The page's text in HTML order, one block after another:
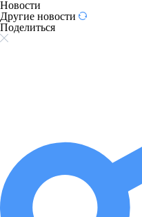
Новости
Другие новости
Поделиться